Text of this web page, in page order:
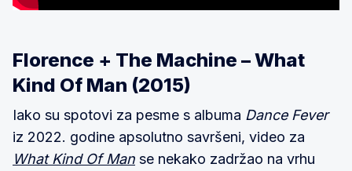
Florence + The Machine – What
Kind Of Man (2015)
Iako su spotovi za pesme s albuma Dance Fever
iz 2022. godine apsolutno savršeni, video za
What Kind Of Man se nekako zadržao na vrhu